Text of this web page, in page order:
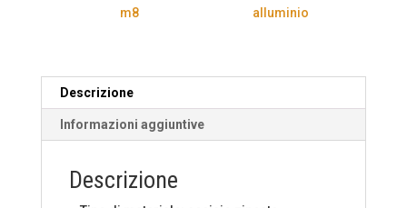
confezione
Euro/confezione
m8
alluminio
Descrizione
Informazioni aggiuntive
Descrizione